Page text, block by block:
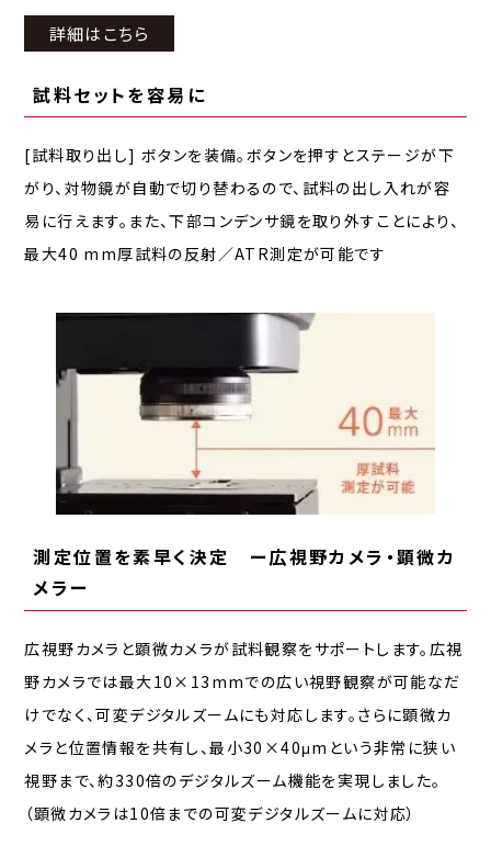
詳細はこちら
試料セットを容易に
[試料取り出し] ボタンを装備。ボタンを押すとステージが下
がり、対物鏡が自動で切り替わるので、試料の出し入れが容
易に行えます。また、下部コンデンサ鏡を取り外すことにより、
最大40 mm厚試料の反射／ATR測定が可能です
測定位置を素早く決定 ー広視野カメラ・顕微カ
メラー
広視野カメラと顕微カメラが試料観察をサポートします。広視
野カメラでは最大10×13mmでの広い視野観察が可能なだ
けでなく、可変デジタルズームにも対応します。さらに顕微カ
メラと位置情報を共有し、最小30×40μmという非常に狭い
視野まで、約330倍のデジタルズーム機能を実現しました。
（顕微カメラは10倍までの可変デジタルズームに対応）